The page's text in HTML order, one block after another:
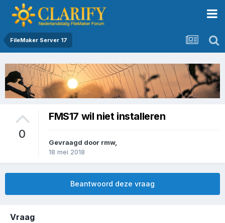
FileMaker Server 17
0
FMS17 wil niet installeren
Gevraagd door rmw,
18 mei 2018
Beantwoord deze vraag
Vraag